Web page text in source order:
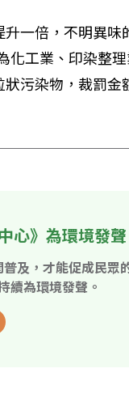
一倍，不明異味
工業、印染整理
污染物，裁罰金
心》為環境發聲
及，才能促成民眾
續為環境發聲。